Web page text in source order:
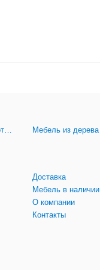
Мебель из натурального ротанга
Мебель из дерева
Доставка
Мебель в наличии
О компании
Контакты